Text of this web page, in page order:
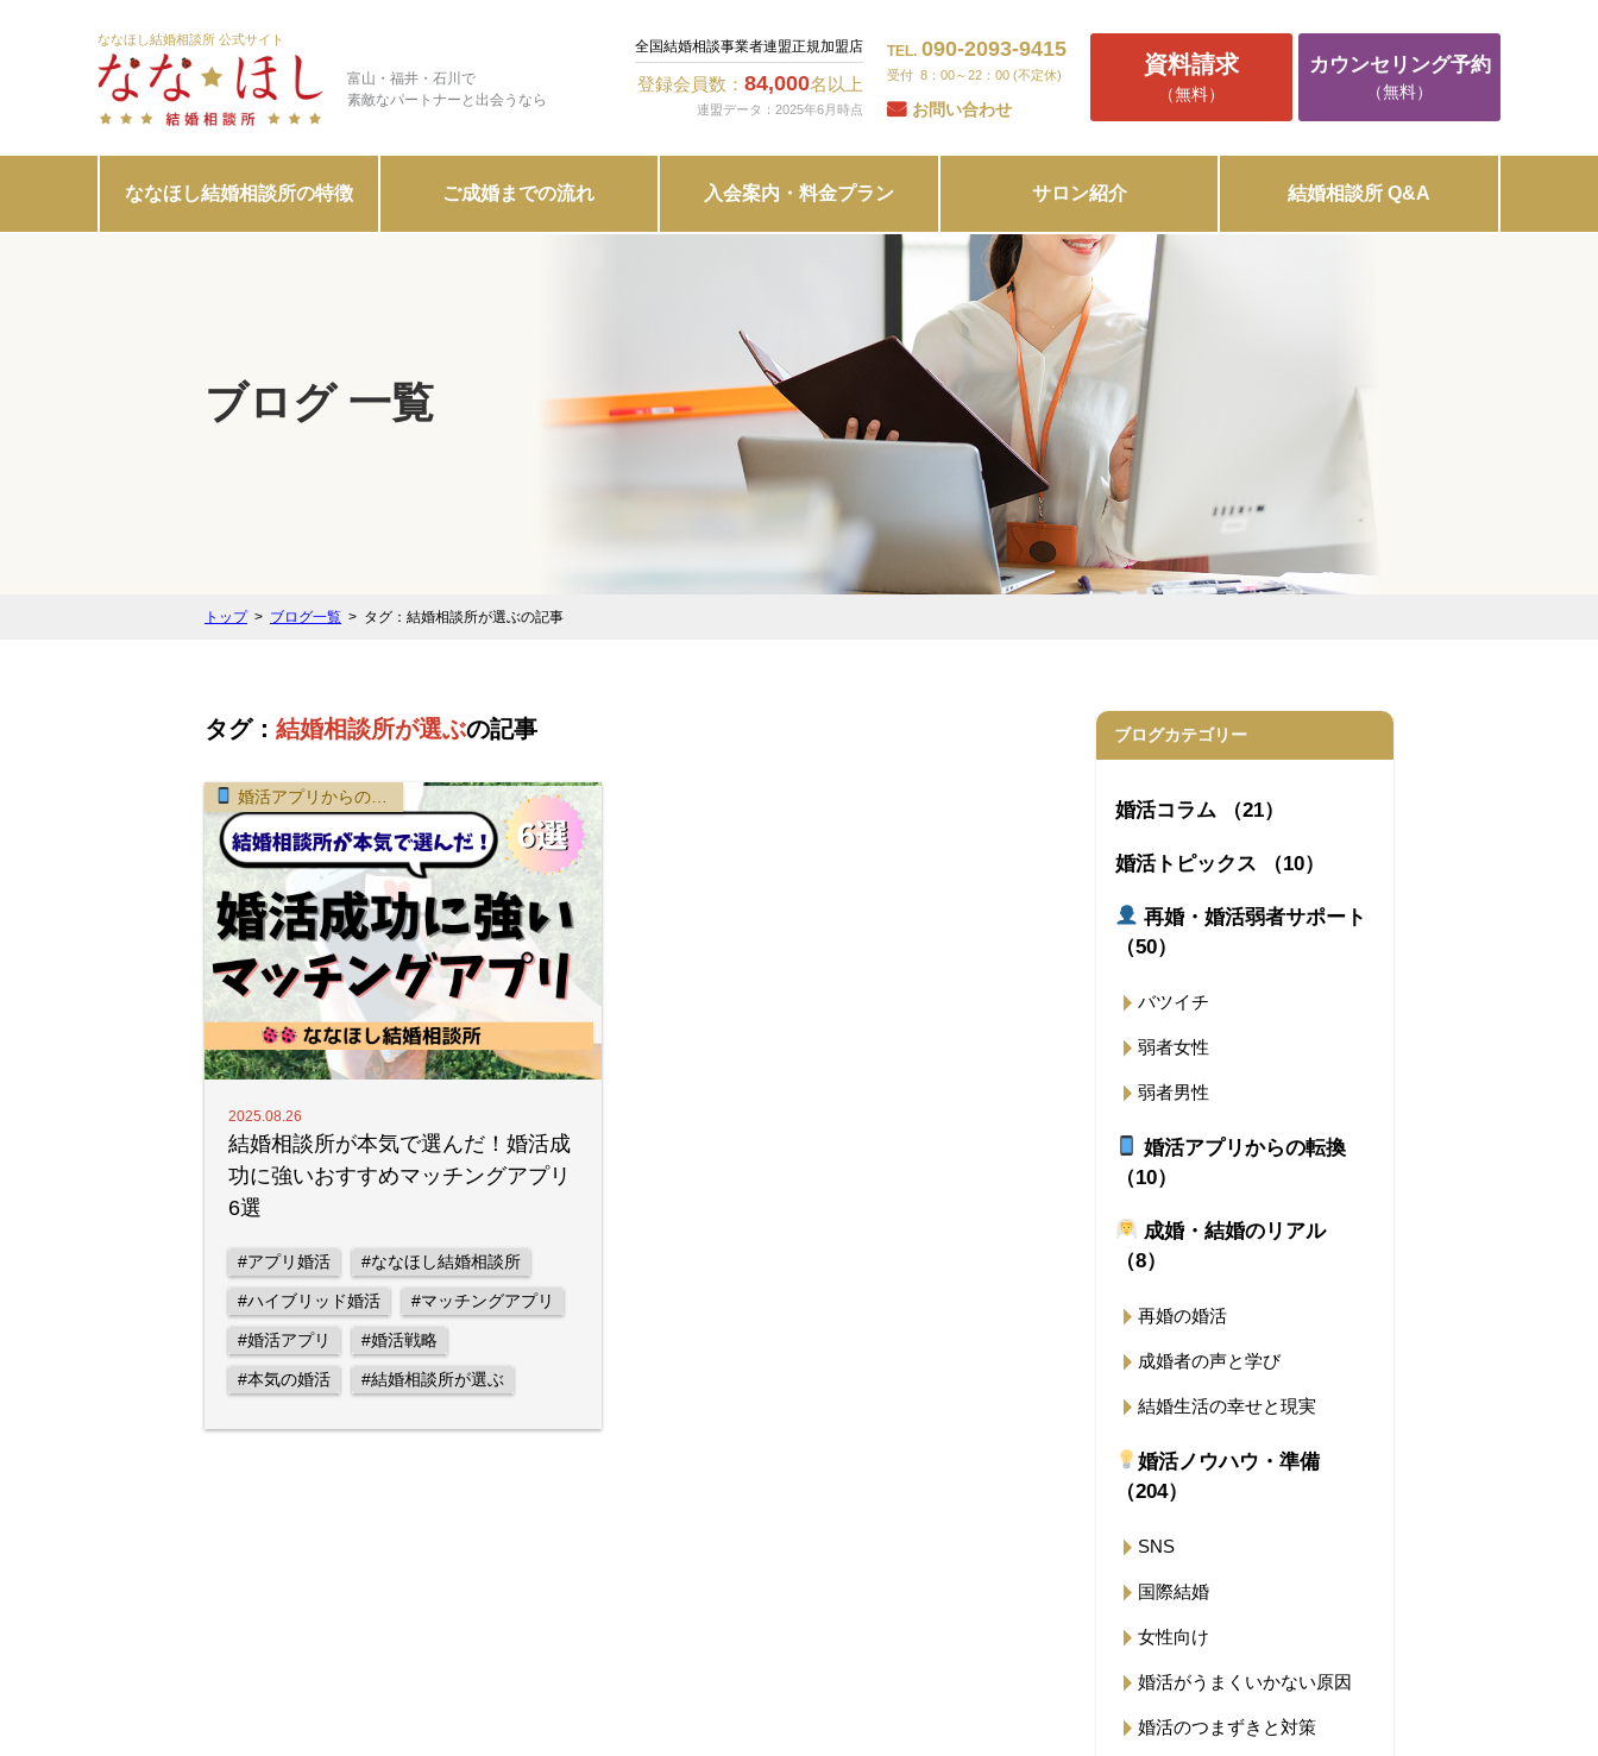
ななほし結婚相談所 公式サイト
富山・福井・石川で
素敵なパートナーと出会うなら
全国結婚相談事業者連盟正規加盟店
登録会員数： 84,000名以上
連盟データ：2025年6月時点
TEL. 090-2093-9415
8：00～22：00 (不定休)
お問い合わせ
資料請求
（無料）
カウンセリング予約
（無料）
ななほし結婚相談所の特徴 ご成婚までの流れ 入会案内・料金プラン サロン紹介 結婚相談所 Q&A
ブログ 一覧
トップ ブログ一覧 タグ：結婚相談所が選ぶの記事
タグ： 結婚相談所が選ぶの記事
2025.08.26
婚活アプリからの転換
結婚相談所が本気で選んだ！婚活成
功に強いおすすめマッチングアプリ
6選
#アプリ婚活 #ななほし結婚相談所
#ハイブリッド婚活 #マッチングアプリ
#婚活アプリ #婚活戦略
#本気の婚活 #結婚相談所が選ぶ
ブログカテゴリー
婚活コラム （21）
婚活トピックス （10）
再婚・婚活弱者サポート
（50）
バツイチ
弱者女性
弱者男性
婚活アプリからの転換
（10）
成婚・結婚のリアル
（8）
再婚の婚活
成婚者の声と学び
結婚生活の幸せと現実
婚活ノウハウ・準備
（204）
SNS
国際結婚
女性向け
婚活がうまくいかない原因
婚活のつまずきと対策